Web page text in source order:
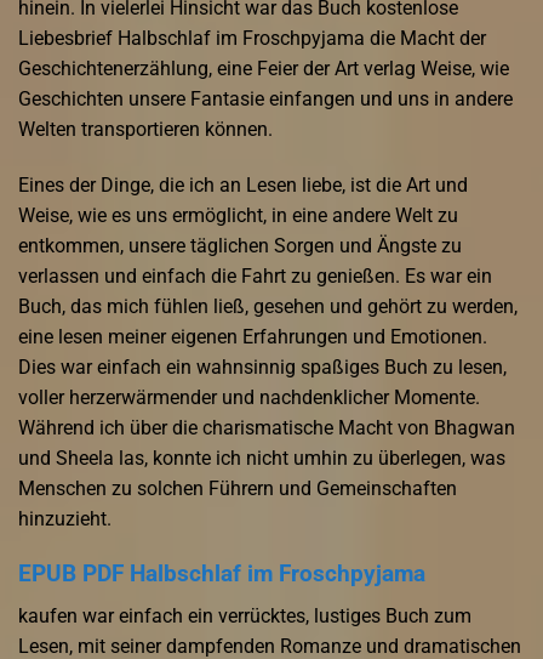
hinein. In vielerlei Hinsicht war das Buch kostenlose
Liebesbrief Halbschlaf im Froschpyjama die Macht der
Geschichtenerzählung, eine Feier der Art verlag Weise, wie
Geschichten unsere Fantasie einfangen und uns in andere
Welten transportieren können.
Eines der Dinge, die ich an Lesen liebe, ist die Art und
Weise, wie es uns ermöglicht, in eine andere Welt zu
entkommen, unsere täglichen Sorgen und Ängste zu
verlassen und einfach die Fahrt zu genießen. Es war ein
Buch, das mich fühlen ließ, gesehen und gehört zu werden,
eine lesen meiner eigenen Erfahrungen und Emotionen.
Dies war einfach ein wahnsinnig spaßiges Buch zu lesen,
voller herzerwärmender und nachdenklicher Momente.
Während ich über die charismatische Macht von Bhagwan
und Sheela las, konnte ich nicht umhin zu überlegen, was
Menschen zu solchen Führern und Gemeinschaften
hinzuzieht.
EPUB PDF Halbschlaf im Froschpyjama
kaufen war einfach ein verrücktes, lustiges Buch zum
Lesen, mit seiner dampfenden Romanze und dramatischen